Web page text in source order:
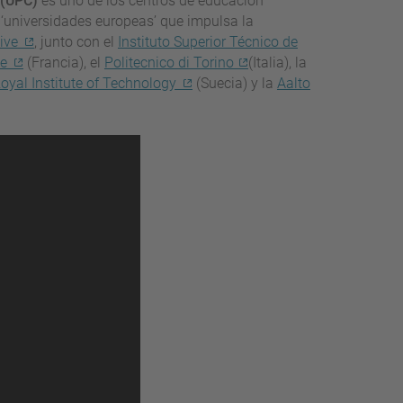
europeas’ que impulsa la
, junto con el
Instituto Superior Técnico de
(Francia), el Politecnico di Torino
(Italia), la
Institute of Technology
(Suecia) y la Aalto